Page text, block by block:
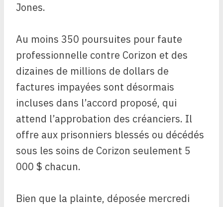
Jones.
Au moins 350 poursuites pour faute
professionnelle contre Corizon et des
dizaines de millions de dollars de
factures impayées sont désormais
incluses dans l’accord proposé, qui
attend l’approbation des créanciers. Il
offre aux prisonniers blessés ou décédés
sous les soins de Corizon seulement 5
000 $ chacun.
Bien que la plainte, déposée mercredi